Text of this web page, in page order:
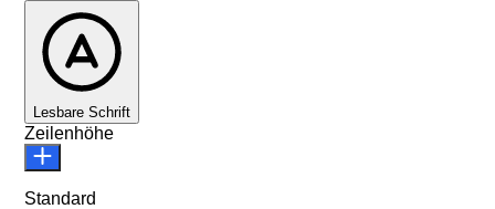
Lesbare Schrift
Zeilenhöhe
Standard